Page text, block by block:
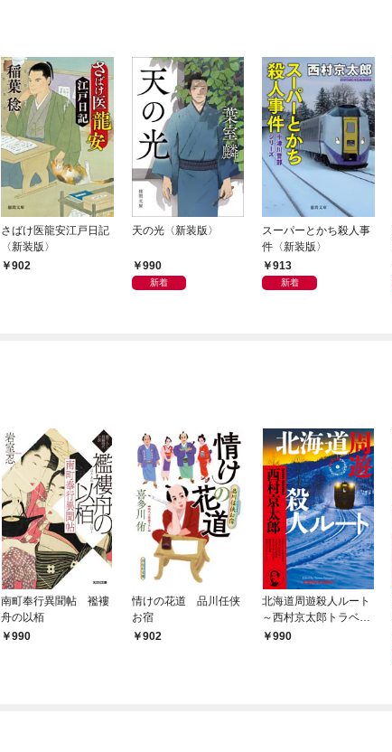
さばけ医龍安江戸日記
〈新装版〉
902
天の光〈新装版〉
990
新着
スーパーとかち殺人事
件〈新装版〉
913
新着
南町奉行異聞帖 襤褸
舟の以栢
990
情けの花道 品川任侠
お宿
902
北海道周遊殺人ルート
～西村京太郎トラベル
ミステリー・セレクシ
990